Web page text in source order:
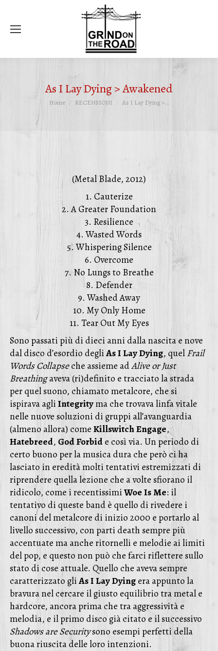
As I Lay Dying > Awakened
Tu sei qui:
Home RECENSIONI As I Lay Dying >…
(Metal Blade, 2012)
1. Cauterize
2. A Greater Foundation
3. Resilience
4. Wasted Words
5. Whispering Silence
6. Overcome
7. No Lungs to Breathe
8. Defender
9. Washed Away
10. My Only Home
11. Tear Out My Eyes
Sono passati più di dieci anni dalla nascita e nove
dal disco d’esordio degliAsILayDying, quelFrail
Words Collapseche assieme adAliveorJust
Breathingaveva (ri)definito e tracciato la strada
per quel suono, chiamato metalcore, che si
ispirava agliIntegrityma che trovava linfa vitale
nelle nuove soluzioni di gruppi all’avanguardia
(almeno allora) comeKillswitchEngage,
Hatebreed, GodForbide così via. Un periodo di
certo buono per la musica dura che però ci ha
lasciato in eredità molti tentativi estremizzati di
riprendere quella lezione che a volte sfiorano il
ridicolo, come i recentissimiWoeIsMe: il
tentativo di queste band è quello di rivedere i
canoni del metalcore di inizio 2000 e portarlo al
livello successivo, con parti death sempre più
accentuate ma anche ritornelli e melodie ai limiti
del pop, e questo non può che farci riflettere sullo
stato di cose attuale. Quello che aveva sempre
caratterizzato gliAsILayDyingera appunto la
bravura nel cercare il giusto equilibrio tra metal e
hardcore, ancora prima che tra aggressività e
melodia, e il primo disco già citato e il successivo
ShadowsareSecuritysono esempi perfetti della
buona riuscita delle loro intenzioni.